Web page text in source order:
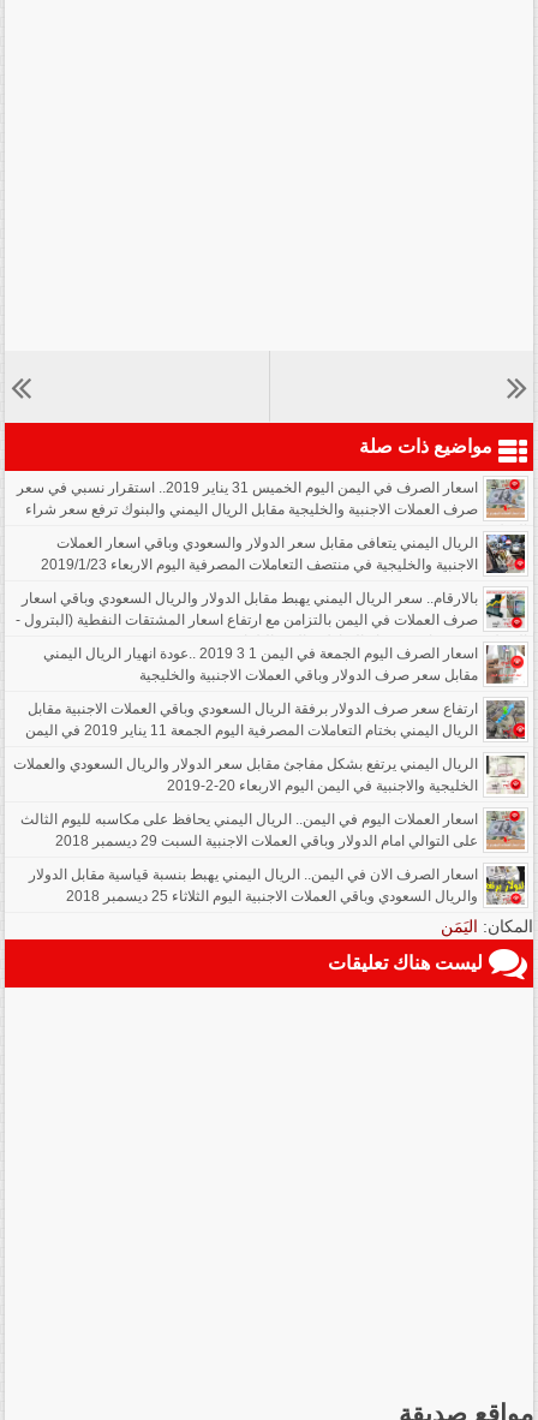
مواضيع ذات صلة
اسعار الصرف في اليمن اليوم الخميس 31 يناير 2019.. استقرار نسبي في سعر
صرف العملات الاجنبية والخليجية مقابل الريال اليمني والبنوك ترفع سعر شراء
الدولار
الريال اليمني يتعافى مقابل سعر الدولار والسعودي وباقي اسعار العملات
الاجنبية والخليجية في منتصف التعاملات المصرفية اليوم الاربعاء 2019/1/23
بالارقام.. سعر الريال اليمني يهبط مقابل الدولار والريال السعودي وباقي اسعار
صرف العملات في اليمن بالتزامن مع ارتفاع اسعار المشتقات النفطية (البترول -
الديزل) في صنعاء عند ختام التعاملات اليوم الثلاثاء 12-3-2019
اسعار الصرف اليوم الجمعة في اليمن 1 3 2019 ..عودة انهيار الريال اليمني
مقابل سعر صرف الدولار وباقي العملات الاجنبية والخليجية
ارتفاع سعر صرف الدولار برفقة الريال السعودي وباقي العملات الاجنبية مقابل
الريال اليمني بختام التعاملات المصرفية اليوم الجمعة 11 يناير 2019 في اليمن
الريال اليمني يرتفع بشكل مفاجئ مقابل سعر الدولار والريال السعودي والعملات
الخليجية والاجنبية في اليمن اليوم الاربعاء 20-2-2019
اسعار العملات اليوم في اليمن.. الريال اليمني يحافظ على مكاسبه لليوم الثالث
على التوالي امام الدولار وباقي العملات الاجنبية السبت 29 ديسمبر 2018
اسعار الصرف الان في اليمن.. الريال اليمني يهبط بنسبة قياسية مقابل الدولار
والريال السعودي وباقي العملات الاجنبية اليوم الثلاثاء 25 ديسمبر 2018
المكان: اليَمَن
ليست هناك تعليقات
مواقع صديقة